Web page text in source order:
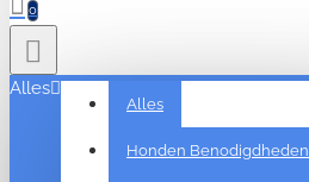
0
Alles
Alles
Honden Benodigdheden